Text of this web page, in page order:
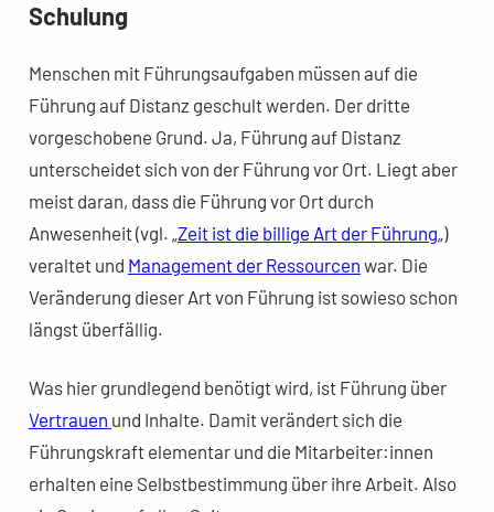
Schulung
Menschen mit Führungsaufgaben müssen auf die
Führung auf Distanz geschult werden. Der dritte
vorgeschobene Grund. Ja, Führung auf Distanz
unterscheidet sich von der Führung vor Ort. Liegt aber
meist daran, dass die Führung vor Ort durch
Anwesenheit (vgl. „Zeit ist die billige Art der Führung„)
veraltet und Management der Ressourcen war. Die
Veränderung dieser Art von Führung ist sowieso schon
längst überfällig.
Was hier grundlegend benötigt wird, ist Führung über
Vertrauen und Inhalte. Damit verändert sich die
Führungskraft elementar und die Mitarbeiter:innen
erhalten eine Selbstbestimmung über ihre Arbeit. Also